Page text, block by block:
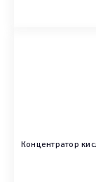
Концентратор